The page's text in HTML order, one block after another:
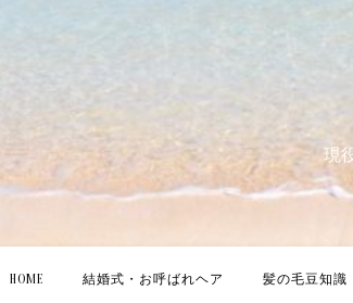
現
HOME 結婚式・お呼ばれヘア 髪の毛豆知識